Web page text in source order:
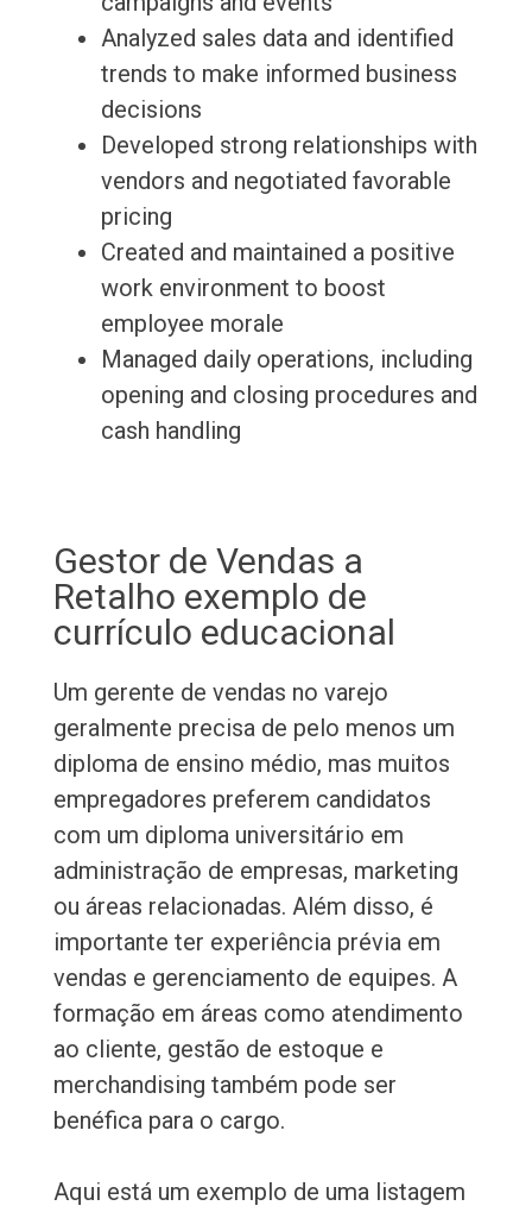
Analyzed sales data and identified
trends to make informed business
decisions
Developed strong relationships with
vendors and negotiated favorable
pricing
Created and maintained a positive
work environment to boost
employee morale
Managed daily operations, including
opening and closing procedures and
cash handling
Gestor de Vendas a
Retalho exemplo de
currículo educacional
Um gerente de vendas no varejo
geralmente precisa de pelo menos um
diploma de ensino médio, mas muitos
empregadores preferem candidatos
com um diploma universitário em
administração de empresas, marketing
ou áreas relacionadas. Além disso, é
importante ter experiência prévia em
vendas e gerenciamento de equipes. A
formação em áreas como atendimento
ao cliente, gestão de estoque e
merchandising também pode ser
benéfica para o cargo.
Aqui está um exemplo de uma listagem